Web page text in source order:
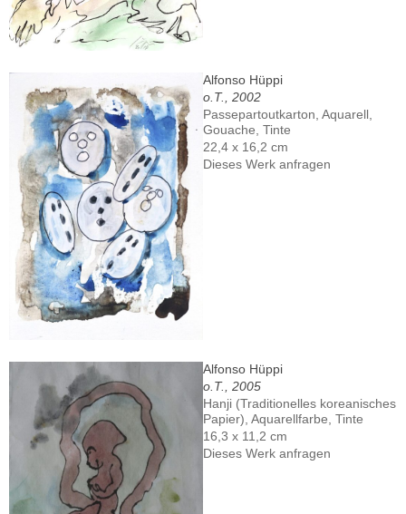
Alfonso Hüppi
o.T., 2002
Passepartoutkarton, Aquarell,
Gouache, Tinte
22,4 x 16,2 cm
Dieses Werk anfragen
Alfonso Hüppi
o.T., 2005
Hanji (Traditionelles koreanisches
Papier), Aquarellfarbe, Tinte
16,3 x 11,2 cm
Dieses Werk anfragen